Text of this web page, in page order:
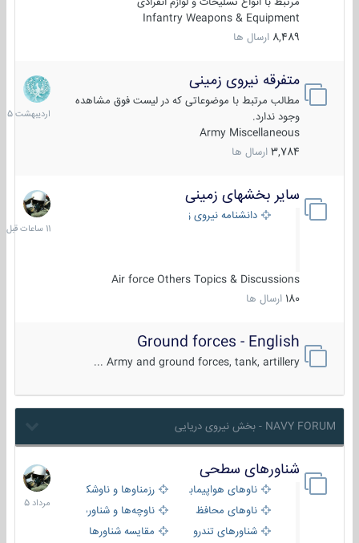
Infantry Weapons & Equipment
8,489 ارسال ها
متفرقه نیروی زمینی
مطالب مرتبط با موضوعاتی که در لیست فوق مشاهده
وجود ندارد.
Army Miscellaneous
3,784 ارسال ها
27
1405
سایر بخشهای زمینی
دانشنامه نیروی زمینی
Air force Others Topics & Discussions
180 ارسال ها
11
ساعات
قبل
Ground forces - English
Army and ground forces, tank, artillery ...
NAVY FORUM - بخش نیروی دریایی
شناورهای سطحی
ناوهای هواپیمابر و بالگرد بررزمناوها و ناوشکن‌ها
ناوهای محافظ
ناوچه‌ها و شناورهای گشتی
شناورهای تندرو
مقایسه شناورها
2
مرداد
1405